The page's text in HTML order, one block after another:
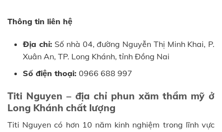
Thông tin liên hệ
Địa chỉ: Số nhà 04, đường Nguyễn Thị Minh Khai, P.
Xuân An, TP. Long Khánh, tỉnh Đồng Nai
Số điện thoại: 0966 688 997
Titi Nguyen – địa chỉ phun xăm thẩm mỹ ở
Long Khánh chất lượng
Titi Nguyen có hơn 10 năm kinh nghiệm trong lĩnh vực